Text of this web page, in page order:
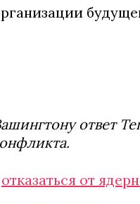
ответ
отказаться от